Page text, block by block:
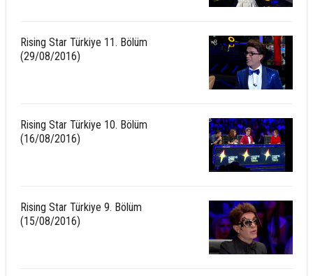
Rising Star Türkiye 11. Bölüm
(29/08/2016)
Rising Star Türkiye 10. Bölüm
(16/08/2016)
Rising Star Türkiye 9. Bölüm
(15/08/2016)